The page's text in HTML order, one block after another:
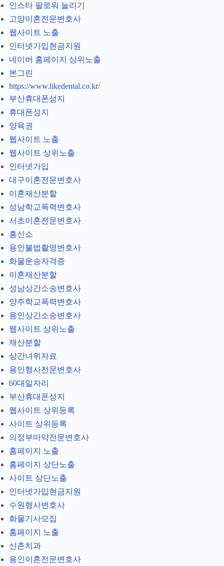
인스타 팔로워 늘리기
고양이혼전문변호사
웹사이트 노출
인터넷가입현금지원
네이버 홈페이지 상위노출
본그린
https://www.likedental.co.kr/
부산휴대폰성지
휴대폰성지
양육권
웹사이트 노출
웹사이트 상위노출
인터넷가입
대구이혼전문변호사
이혼재산분할
성남학교폭력변호사
서초이혼전문변호사
흥신소
용인불법촬영변호사
화물운송자격증
이혼재산분할
성남상간소송변호사
양주학교폭력변호사
용인상간소송변호사
웹사이트 상위노출
재산분할
상간녀위자료
용인형사전문변호사
60대일자리
부산휴대폰성지
웹사이트 상위등록
사이트 상위등록
의정부마약전문변호사
홈페이지 노출
홈페이지 상단노출
사이트 상단노출
인터넷가입현금지원
수원형사변호사
화물기사모집
홈페이지 노출
신촌치과
용인이혼전문변호사